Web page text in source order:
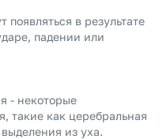
появляться в результате
падении или
- некоторые
такие как церебральная
из уха.